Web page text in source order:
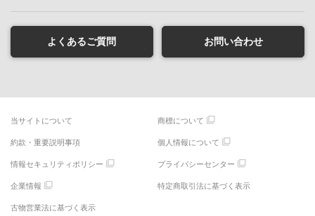
よくあるご質問 お問い合わせ
当サイトについて 商標について
約款・重要説明事項 個人情報について
情報セキュリティポリシー プライバシーセンター
企業情報 特定商取引法に基づく表示
古物営業法に基づく表示